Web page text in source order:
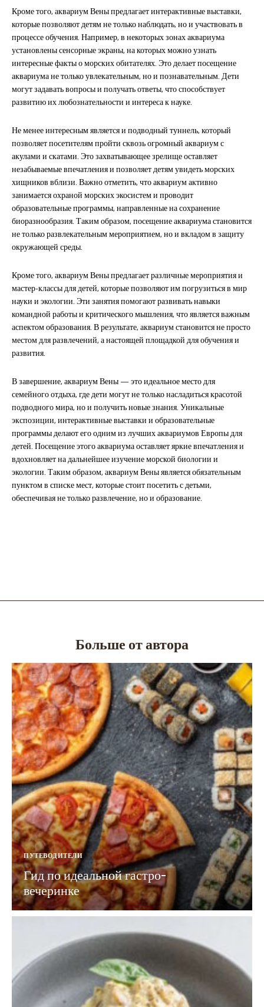
Кроме того, аквариум Вены предлагает интерактивные выставки,
которые позволяют детям не только наблюдать, но и участвовать в
процессе обучения. Например, в некоторых зонах аквариума
установлены сенсорные экраны, на которых можно узнать
интересные факты о морских обитателях. Это делает посещение
аквариума не только увлекательным, но и познавательным. Дети
могут задавать вопросы и получать ответы, что способствует
развитию их любознательности и интереса к науке.
Не менее интересным является и подводный туннель, который
позволяет посетителям пройти сквозь огромный аквариум с
акулами и скатами. Это захватывающее зрелище оставляет
незабываемые впечатления и позволяет детям увидеть морских
хищников вблизи. Важно отметить, что аквариум активно
занимается охраной морских экосистем и проводит
образовательные программы, направленные на сохранение
биоразнообразия. Таким образом, посещение аквариума становится
не только развлекательным мероприятием, но и вкладом в защиту
окружающей среды.
Кроме того, аквариум Вены предлагает различные мероприятия и
мастер-классы для детей, которые позволяют им погрузиться в мир
науки и экологии. Эти занятия помогают развивать навыки
командной работы и критического мышления, что является важным
аспектом образования. В результате, аквариум становится не просто
местом для развлечений, а настоящей площадкой для обучения и
развития.
В завершение, аквариум Вены — это идеальное место для
семейного отдыха, где дети могут не только насладиться красотой
подводного мира, но и получить новые знания. Уникальные
экспозиции, интерактивные выставки и образовательные
программы делают его одним из лучших аквариумов Европы для
детей. Посещение этого аквариума оставляет яркие впечатления и
вдохновляет на дальнейшее изучение морской биологии и
экологии. Таким образом, аквариум Вены является обязательным
пунктом в списке мест, которые стоит посетить с детьми,
обеспечивая не только развлечение, но и образование.
Больше от автора
ПУТЕВОДИТЕЛИ
Гид по идеальной гастро-
вечеринке